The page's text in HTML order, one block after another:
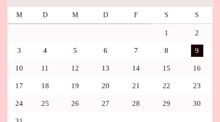
M D M D F S S
1 2
3 4 5 6 7 8 9
10 11 12 13 14 15 16
17 18 19 20 21 22 23
24 25 26 27 28 29 30